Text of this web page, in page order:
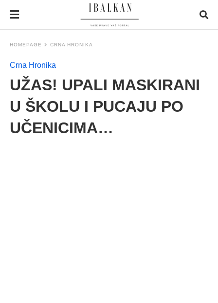
HOMEPAGE CRNA HRONIKA
Crna Hronika
UŽAS! UPALI MASKIRANI
U ŠKOLU I PUCAJU PO
UČENICIMA…